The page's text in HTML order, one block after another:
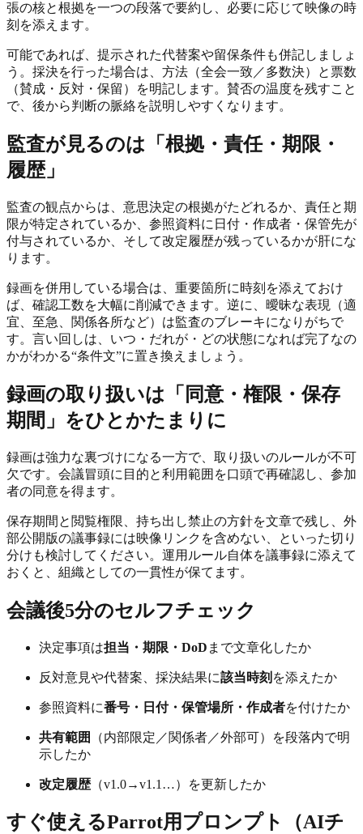
張の核と根拠を一つの段落で要約し、必要に応じて映像の時
刻を添えます。
可能であれば、提示された代替案や留保条件も併記しましょ
う。採決を行った場合は、方法（全会一致／多数決）と票数
（賛成・反対・保留）を明記します。賛否の温度を残すこと
で、後から判断の脈絡を説明しやすくなります。
監査が見るのは「根拠・責任・期限・
履歴」
監査の観点からは、意思決定の根拠がたどれるか、責任と期
限が特定されているか、参照資料に日付・作成者・保管先が
付与されているか、そして改定履歴が残っているかが肝にな
ります。
録画を併用している場合は、重要箇所に時刻を添えておけ
ば、確認工数を大幅に削減できます。逆に、曖昧な表現（適
宜、至急、関係各所など）は監査のブレーキになりがちで
す。言い回しは、いつ・だれが・どの状態になれば完了なの
かがわかる“条件文”に置き換えましょう。
録画の取り扱いは「同意・権限・保存
期間」をひとかたまりに
録画は強力な裏づけになる一方で、取り扱いのルールが不可
欠です。会議冒頭に目的と利用範囲を口頭で再確認し、参加
者の同意を得ます。
保存期間と閲覧権限、持ち出し禁止の方針を文章で残し、外
部公開版の議事録には映像リンクを含めない、といった切り
分けも検討してください。運用ルール自体を議事録に添えて
おくと、組織としての一貫性が保てます。
会議後5分のセルフチェック
決定事項は担当・期限・DoD まで文章化したか
反対意見や代替案、採決結果に該当時刻 を添えたか
参照資料に番号・日付・保管場所・作成者を付けたか
共有範囲
（内部限定／関係者／外部可）を段落内で明
示したか
改定履歴（v1.0→v1.1…）を更新したか
すぐ使えるParrot用プロンプト（AIチ